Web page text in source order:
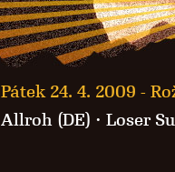
Pátek 24. 4. 2009 -
Allroh (DE) · Loser